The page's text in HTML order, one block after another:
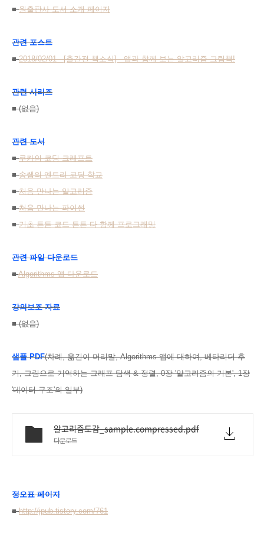
■원출판사 도서 소개 페이지
관련 포스트
■2018/02/01 - [출간전 책소식] - 앱과 함께 보는 알고리즘 그림책!
관련 시리즈
■ (없음)
관련 도서
■쿠카의 코딩 크래프트
■송쌤의 엔트리 코딩 학교
■처음 만나는 알고리즘
■처음 만나는 파이썬
■기초 튼튼 코드 튼튼 다 함께 프로그래밍
관련 파일 다운로드
■Algorithms 앱 다운로드
강의보조 자료
■ (없음)
샘플 PDF(차례, 옮긴이 머리말, Algorithms 앱에 대하여, 베타리더 후
기, 그림으로 기억하는 그래프 탐색 & 정렬, 0장 '알고리즘의 기본', 1장
'데이터 구조'의 일부)
알고리즘도감_sample.compressed.pdf
다운로드
정오표 페이지
■http://jpub.tistory.com/761